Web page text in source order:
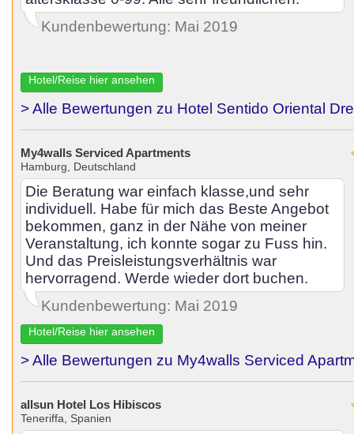
Kundenbewertung: Mai 2019
Hotel/Reise hier ansehen
> Alle Bewertungen zu Hotel Sentido Oriental
My4walls Serviced Apartments
Hamburg, Deutschland
Die Beratung war einfach klasse,und sehr
individuell. Habe für mich das Beste Angebot
bekommen, ganz in der Nähe von meiner
Veranstaltung, ich konnte sogar zu Fuss hin.
Und das Preisleistungsverhältnis war
hervorragend. Werde wieder dort buchen.
Kundenbewertung: Mai 2019
Hotel/Reise hier ansehen
> Alle Bewertungen zu My4walls Serviced
allsun Hotel Los Hibiscos
Teneriffa, Spanien